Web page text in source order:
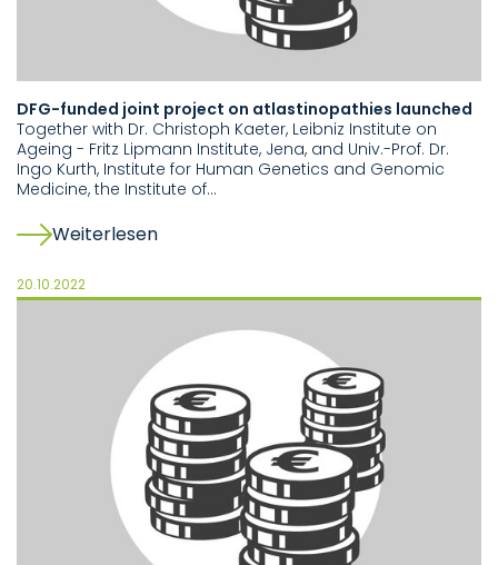
DFG-funded joint project on atlastinopathies launched
Together with Dr. Christoph Kaeter, Leibniz Institute on
Ageing - Fritz Lipmann Institute, Jena, and Univ.-Prof. Dr.
Ingo Kurth, Institute for Human Genetics and Genomic
Medicine, the Institute of…
Weiterlesen
20.10.2022